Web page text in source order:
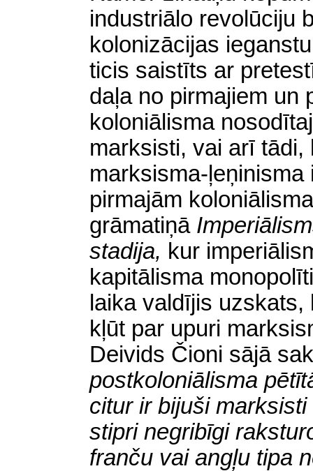
industriālo revolūciju
kolonizācijas
ticis saistīts ar
daļa no pirmajiem un
koloniālisma
marksisti, vai arī
marksisma-
pirmajām
grāmatiņā
stadija, kur
kapitālisma
laika valdījis
kļūt par upuri
Deivids Čioni sājā
postkoloniālisma
citur ir bijuši
stipri negribīgi
franču vai angļu tipa